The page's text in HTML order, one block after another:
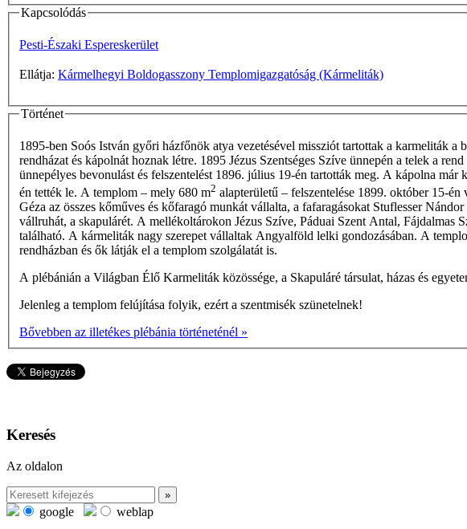
Kapcsolódás
Pesti-Északi Espereskerület
Ellátja: Kármelhegyi Boldogasszony Templomigazgatóság (Kármeliták)
Történet
1895-ben Soós István győri házfőnök atya vezetésével missziót tartottak a karmeliták
rendházat és kápolnát hoznak létre. 1895 Jézus Szentséges Szíve ünnepén a telek a
ünnepélyes bevonulást és felszentelést 1896. július 19-én tartották meg. A kápolna
én tették le. A templom – mely 680 m2 alapterületű – felszentelése 1899. október 15-
Géza az összes kőműves és kőfaragó munkát vállalta, a fafaragásokat Stuflesser
vállruhát, a skapulárét. A mellékoltárokon Jézus Szíve, Páduai Szent Antal, Fájdalmas
található. A kármeliták nagy szerepet vállaltak Angyalföld lelki gondozásában. A
rendházban és ők látják el a templom szolgálatát is.
A plébánián a Világban Élő Karmeliták közössége, a Skapuláré társulat, házas és
Jelenleg a templom felújítása folyik, ezért a szentmisék szünetelnek!
Bővebben az illetékes plébánia történeténél »
Keresés
Az oldalon
google
weblap